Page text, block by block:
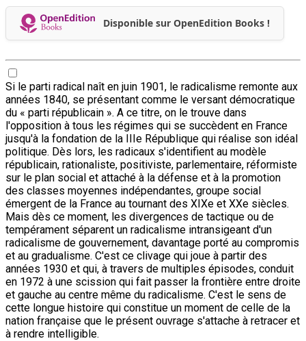
Disponible sur OpenEdition Books !
Si le parti radical naît en juin 1901, le radicalisme remonte aux
années 1840, se présentant comme le versant démocratique
du « parti républicain ». A ce titre, on le trouve dans
l'opposition à tous les régimes qui se succèdent en France
jusqu'à la fondation de la IIIe République qui réalise son idéal
politique. Dès lors, les radicaux s'identifient au modèle
républicain, rationaliste, positiviste, parlementaire, réformiste
sur le plan social et attaché à la défense et à la promotion
des classes moyennes indépendantes, groupe social
émergent de la France au tournant des XIXe et XXe siècles.
Mais dès ce moment, les divergences de tactique ou de
tempérament séparent un radicalisme intransigeant d'un
radicalisme de gouvernement, davantage porté au compromis
et au gradualisme. C'est ce clivage qui joue à partir des
années 1930 et qui, à travers de multiples épisodes, conduit
en 1972 à une scission qui fait passer la frontière entre droite
et gauche au centre même du radicalisme. C'est le sens de
cette longue histoire qui constitue un moment de celle de la
nation française que le présent ouvrage s'attache à retracer et
à rendre intelligible.